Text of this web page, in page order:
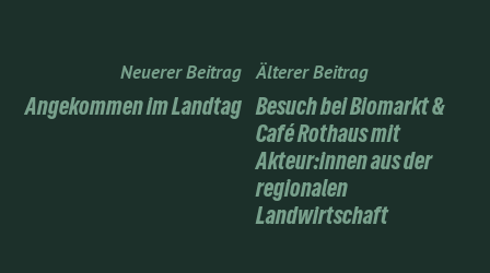
Neuerer Beitrag
Angekommen im Landtag
Älterer Beitrag
Besuch bei Biomarkt &
Café Rothaus mit
Akteur:innen aus der
regionalen
Landwirtschaft